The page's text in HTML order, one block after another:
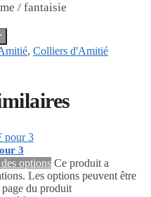
/ fantaisie
, Colliers d'Amitié
3
options Ce produit a
Les options peuvent être
du produit